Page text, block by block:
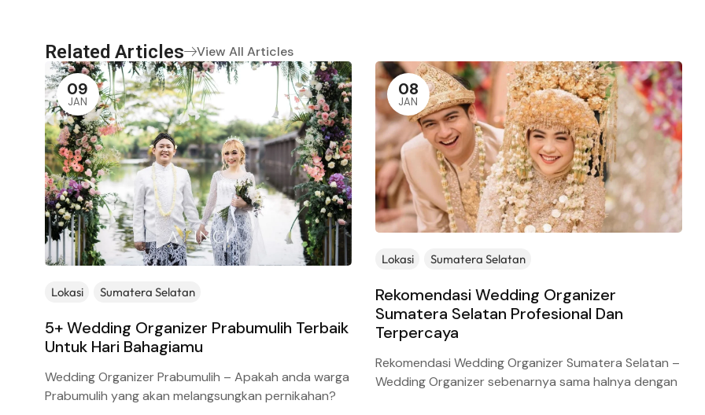
Related Articles View All Articles
09
JAN
Lokasi Sumatera Selatan
5+ Wedding Organizer Prabumulih Terbaik
Untuk Hari Bahagiamu
Wedding Organizer Prabumulih – Apakah anda warga
Prabumulih yang akan melangsungkan pernikahan?
08
JAN
Lokasi Sumatera Selatan
Rekomendasi Wedding Organizer
Sumatera Selatan Profesional Dan
Terpercaya
Rekomendasi Wedding Organizer Sumatera Selatan –
Wedding Organizer sebenarnya sama halnya dengan